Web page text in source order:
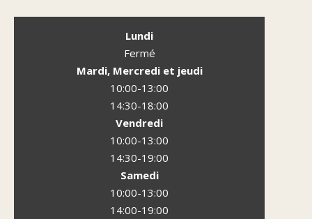
Lundi
Fermé
Mardi, Mercredi et jeudi
10:00-13:00
14:30-18:00
Vendredi
10:00-13:00
14:30-19:00
Samedi
10:00-13:00
14:00-19:00